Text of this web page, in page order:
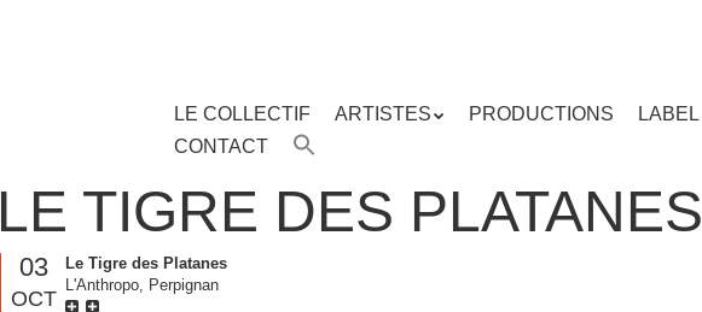
MENU
Aller
contenu
LE COLLECTIF ARTISTES PRODUCTIONS LABEL
CONTACT
LE TIGRE DES PLATANES
03
OCT
Le Tigre des Platanes
L'Anthropo, Perpignan